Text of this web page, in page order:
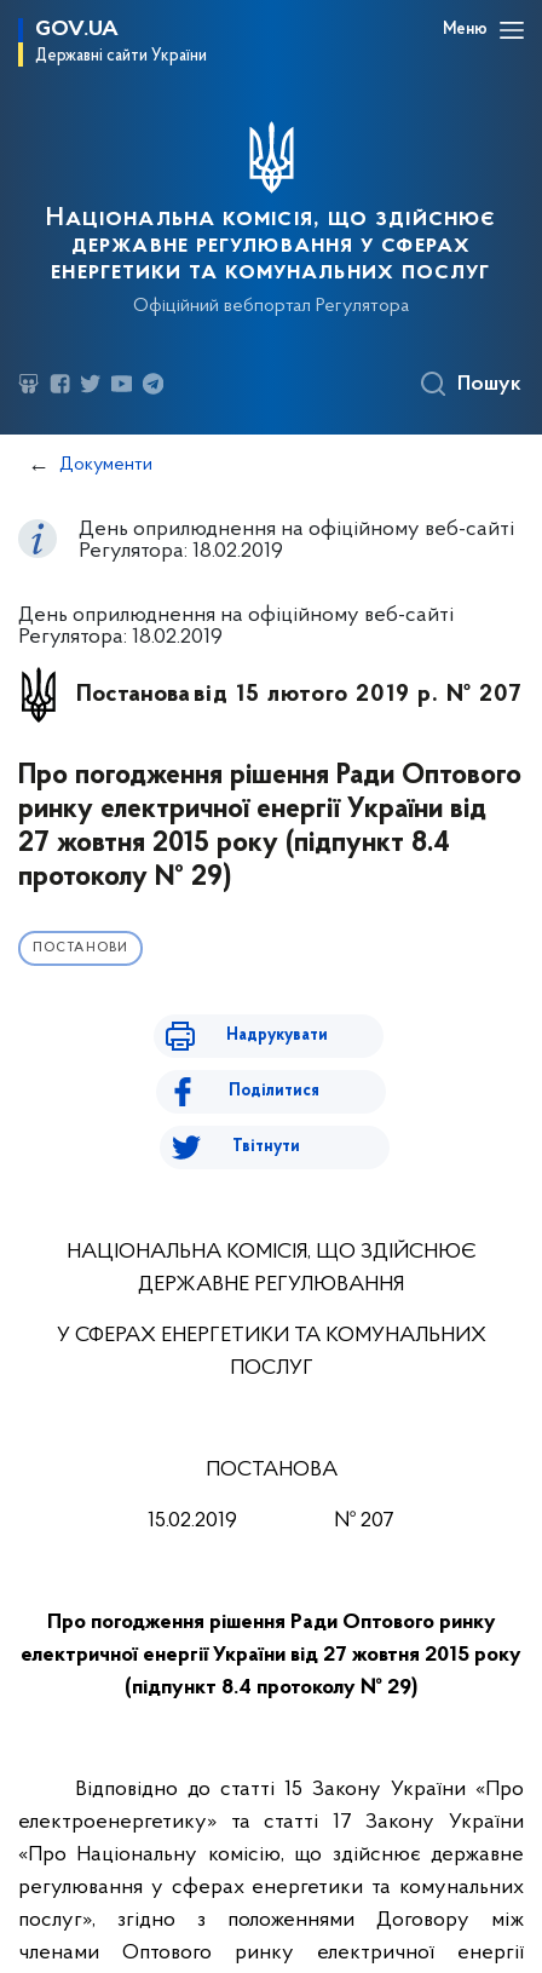
GOV.UA
Державні сайти України
Меню
Національна комісія, що здійснює
державне регулювання у сферах
енергетики та комунальних послуг
Офіційний вебпортал Регулятора
Пошук
Документи
День оприлюднення на офіційному веб-сайті
Регулятора: 18.02.2019
День оприлюднення на офіційному веб-сайті
Регулятора: 18.02.2019
Постанова від 15 лютого 2019 р. № 207
Про погодження рішення Ради Оптового
ринку електричної енергії України від
27 жовтня 2015 року (підпункт 8.4
протоколу № 29)
ПОСТАНОВИ
Надрукувати
Поділитися
Твітнути
НАЦІОНАЛЬНА КОМІСІЯ, ЩО ЗДІЙСНЮЄ
ДЕРЖАВНЕ РЕГУЛЮВАННЯ
У СФЕРАХ ЕНЕРГЕТИКИ ТА КОМУНАЛЬНИХ
ПОСЛУГ
ПОСТАНОВА
15.02.2019 № 207
Про погодження рішення Ради Оптового ринку
електричної енергії України від 27 жовтня 2015 року
(підпункт 8.4 протоколу № 29)
Відповідно до статті 15 Закону України «Про
електроенергетику» та статті 17 Закону України
«Про Національну комісію, що здійснює державне
регулювання у сферах енергетики та комунальних
послуг», згідно з положеннями Договору між
членами Оптового ринку електричної енергії